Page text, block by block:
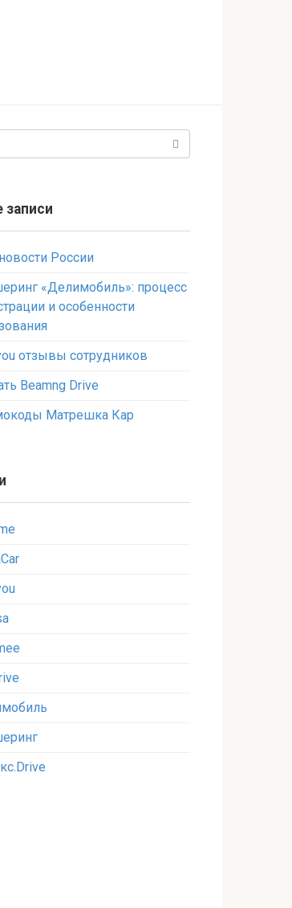
России
«Делимобиль»: процесс
и особенности
отзывы сотрудников
Beamng Drive
Матрешка Кар